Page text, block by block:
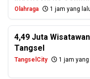
Olahraga 1 jam yang
4,49 Juta
Tangsel
TangselCity 1 jam yang